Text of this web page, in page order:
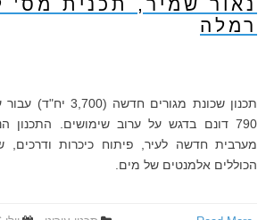
רמלה
תכנון שכונת מגורים
790 דונם בדגש על ערוב שימושים. התכנון
מערבית חדשה לעיר, פיתוח כיכרות ודרכים,
הכוללים אלמנטים של מים.